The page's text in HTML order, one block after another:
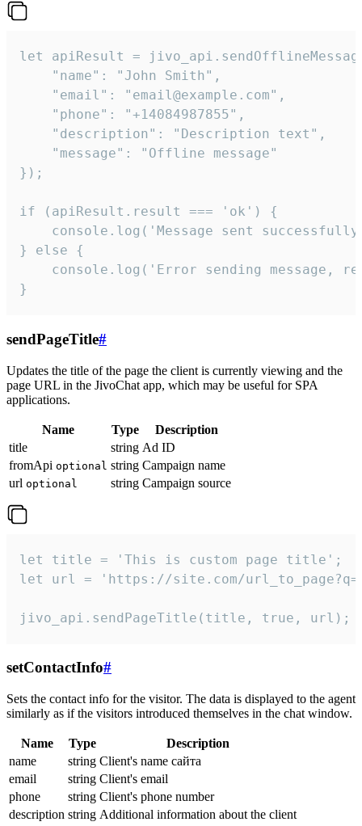
let apiResult =
    "name": "John Smith",
    "email": "email@example.com",
    "phone": "+14084987855",
    "description": "Description text",
    "message": "Offline message"
});
if (apiResult.result === 'ok') {
console.log('Message sent
} else {
console.log('Error sending message,
}
sendPageTitle#
Updates the title of the page the client is currently viewing and the
page URL in the JivoChat app, which may be useful for SPA
applications.
Name Type
Description
title
string Ad ID
fromApi optional string Campaign name
url optional string Campaign source
let title = 'This is custom page title';
let url = 'https://site.com/
jivo_api.sendPageTitle(title, true, url);
setContactInfo#
Sets the contact info for the visitor. The data is displayed to the agent
similarly as if the visitors introduced themselves in the chat window.
Name Type
Description
name
string Client's name сайта
email
string Client's email
phone
string Client's phone number
description string Additional information about the client